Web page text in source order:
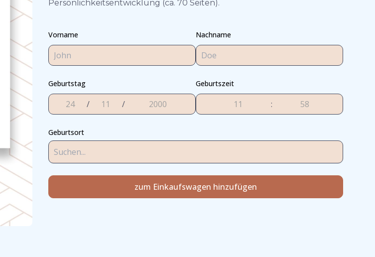
Persönlichkeitsentwicklung (ca. 70 Seiten).
Vorname Nachname
Geburtstag
/ /
Geburtszeit
:
Geburtsort
zum Einkaufswagen hinzufügen